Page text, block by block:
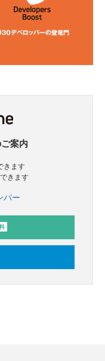
案内
きます
きます
バー